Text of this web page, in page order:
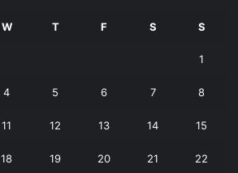
W T F S S
1
4 5 6 7 8
11 12 13 14 15
18 19 20 21 22